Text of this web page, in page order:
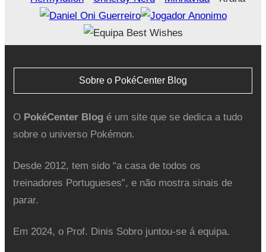
Sobre o PokéCenter Blog
O PokéCenter Blogé um site que se dedica a tudo
sobre o universo Pokémon.
Desde 2012, tem sido “a casa de todos os
treinadores Portugueses”, e não mostra sinais de
parar.
Em 2024, o Prof. Dinis Sobro juntou-se á equipa.